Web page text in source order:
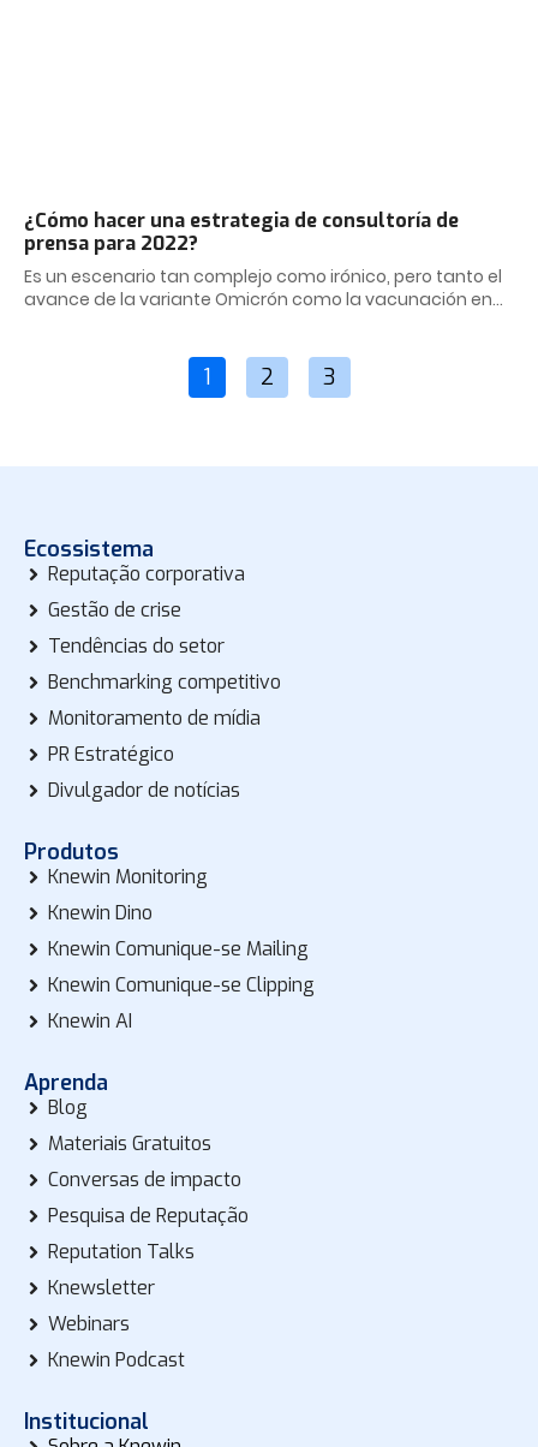
¿Cómo hacer una estrategia de consultoría de
prensa para 2022?
Es un escenario tan complejo como irónico, pero tanto el
avance de la variante Omicrón como la vacunación en
1 2 3
Ecossistema
Reputação corporativa
Gestão de crise
Tendências do setor
Benchmarking competitivo
Monitoramento de mídia
PR Estratégico
Divulgador de notícias
Produtos
Knewin Monitoring
Knewin Dino
Knewin Comunique-se Mailing
Knewin Comunique-se Clipping
Knewin AI
Aprenda
Blog
Materiais Gratuitos
Conversas de impacto
Pesquisa de Reputação
Reputation Talks
Knewsletter
Webinars
Knewin Podcast
Institucional